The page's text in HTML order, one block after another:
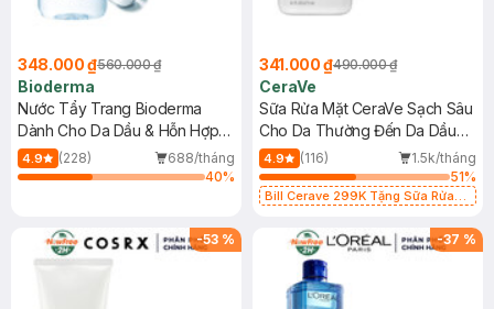
348.000 ₫560.000 ₫
Bioderma
Nước Tẩy Trang Bioderma
Dành Cho Da Dầu & Hỗn Hợp
500ml
4.9 (228)
688/tháng
40%
341.000 ₫490.000 ₫
CeraVe
Sữa Rửa Mặt CeraVe Sạch Sâu
Cho Da Thường Đến Da Dầu
473ml
4.9 (116)
1.5k/tháng
51%
Bill Cerave 299K Tặng Sữa Rửa
-53 % -37 %